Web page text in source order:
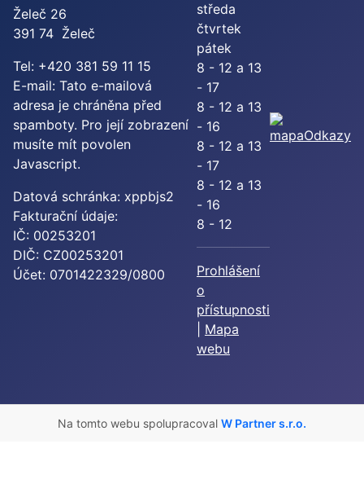
Želeč 26
391 74 Želeč
Tel: +420 381 59 11 15
E-mail: Tato e-mailová
adresa je chráněna před
spamboty. Pro její zobrazení
musíte mít povolen
Javascript.
Datová schránka: xppbjs2
Fakturační údaje:
IČ: 00253201
DIČ: CZ00253201
Účet: 0701422329/0800
středa
čtvrtek
pátek
8 - 12 a 13
- 17
8 - 12 a 13
- 16
8 - 12 a 13
- 17
8 - 12 a 13
- 16
8 - 12
Prohlášení
o
přístupnosti
Mapa
webu
Odkazy
Na tomto webu spolupracoval W Partner s.r.o.